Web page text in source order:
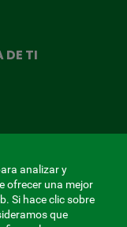
DE TI
analizar y
ofrecer una mejor
Si hace clic sobre
que